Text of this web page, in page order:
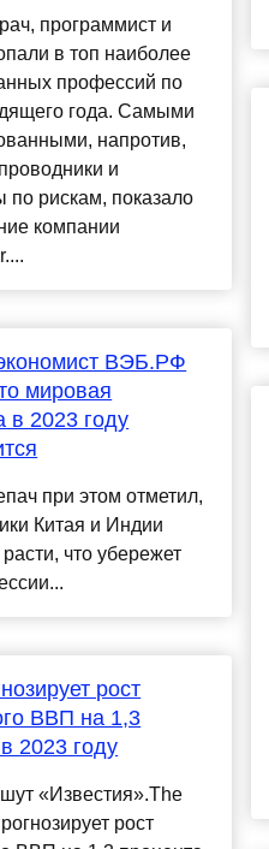
программист и
в топ наиболее
профессий по
года. Самыми
напротив,
и
рискам, показало
компании
ВЭБ.РФ
мировая
в 2023 году
при этом отметил,
Китая и Индии
что убережет
рост
ВВП на 1,3
2023 году
«Известия».The
рост